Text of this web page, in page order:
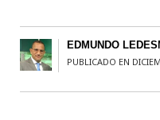
EDMUNDO
PUBLICADO EN